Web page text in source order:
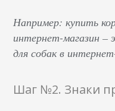
Например: купить
интернет-магазин –
для собак в
Шаг №2. Знаки